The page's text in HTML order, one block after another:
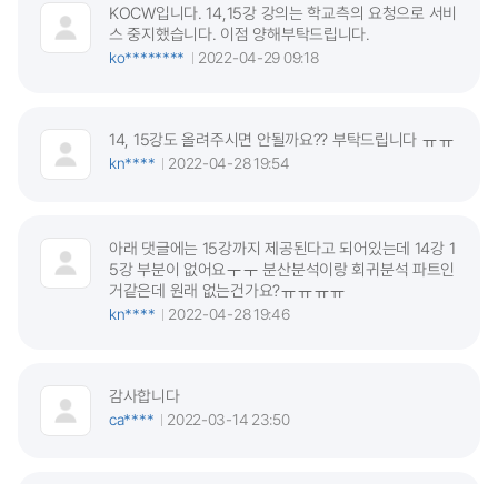
KOCW입니다. 14,15강 강의는 학교측의 요청으로 서비
스 중지했습니다. 이점 양해부탁드립니다.
ko********
2022-04-29 09:18
14, 15강도 올려주시면 안될까요?? 부탁드립니다 ㅠㅠ
kn****
2022-04-28 19:54
아래 댓글에는 15강까지 제공된다고 되어있는데 14강 1
5강 부분이 없어요ㅜㅜ 분산분석이랑 회귀분석 파트인
거같은데 원래 없는건가요?ㅠㅠㅠㅠ
kn****
2022-04-28 19:46
감사합니다
ca****
2022-03-14 23:50